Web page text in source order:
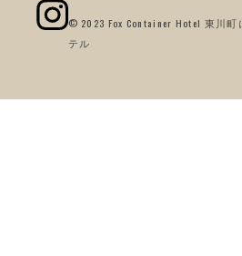
© 2023 Fox Container Hotel 東川
テル